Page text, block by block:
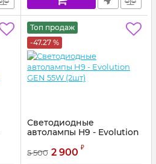
Топ продаж
-47.27 %
Светодиодные
автолампы H9 - Evolution
5 500 2 900 ₽